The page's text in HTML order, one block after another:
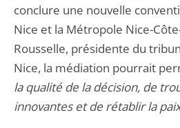
conclure une nouvelle
Nice et la Métropole Nice-
Rousselle, présidente du
Nice, la médiation pourrait
la qualité de la décision, de
innovantes et de rétablir la